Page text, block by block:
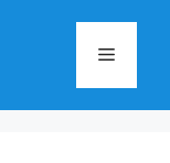
Menu